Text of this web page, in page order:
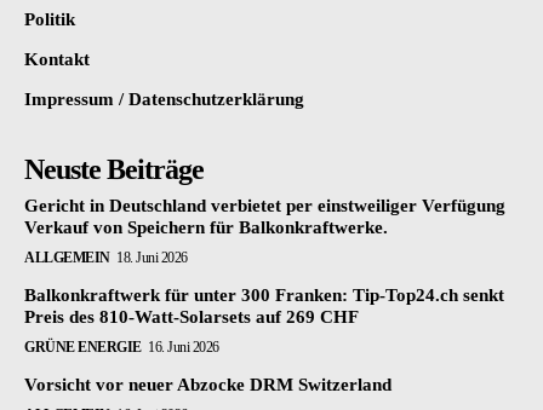
Politik
Kontakt
Impressum / Datenschutzerklärung
Neuste Beiträge
Gericht in Deutschland verbietet per einstweiliger Verfügung
Verkauf von Speichern für Balkonkraftwerke.
ALLGEMEIN 18. Juni 2026
Balkonkraftwerk für unter 300 Franken: Tip-Top24.ch senkt
Preis des 810-Watt-Solarsets auf 269 CHF
GRÜNE ENERGIE 16. Juni 2026
Vorsicht vor neuer Abzocke DRM Switzerland